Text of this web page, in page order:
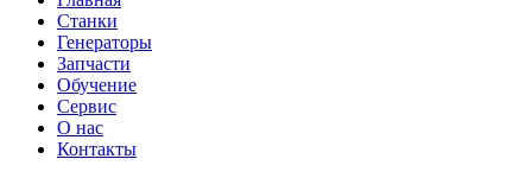
Станки
Генераторы
Запчасти
Обучение
Сервис
О нас
Контакты